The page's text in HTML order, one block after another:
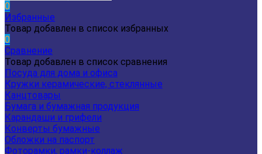
0
Избранные
Товар добавлен в список избранных
0
Сравнение
Товар добавлен в список сравнения
Посуда для дома и офиса
Кружки керамические, стеклянные
Канцтовары
Бумага и бумажная продукция
Карандаши и грифели
Конверты бумажные
Обложки на паспорт
Фоторамки, рамки-коллаж